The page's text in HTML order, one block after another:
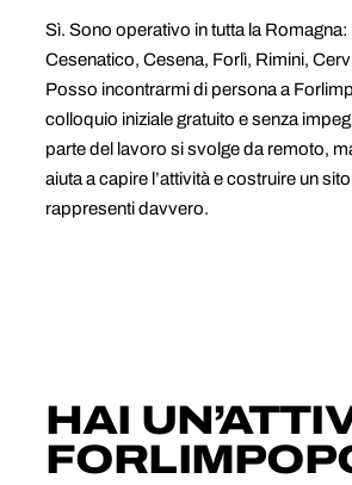
Sì. Sono operativo in tutta la
Cesenatico, Cesena, Forlì, Rimini,
Posso incontrarmi di persona a
colloquio iniziale gratuito e senza
parte del lavoro si svolge da remoto,
aiuta a capire l’attività e costruire un
rappresenti davvero.
HAI